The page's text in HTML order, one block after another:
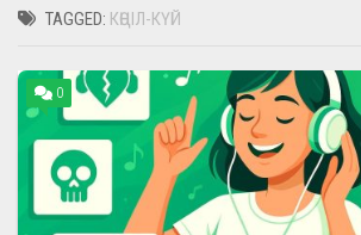
TAGGED: КӨҢІЛ-КҮЙ
0